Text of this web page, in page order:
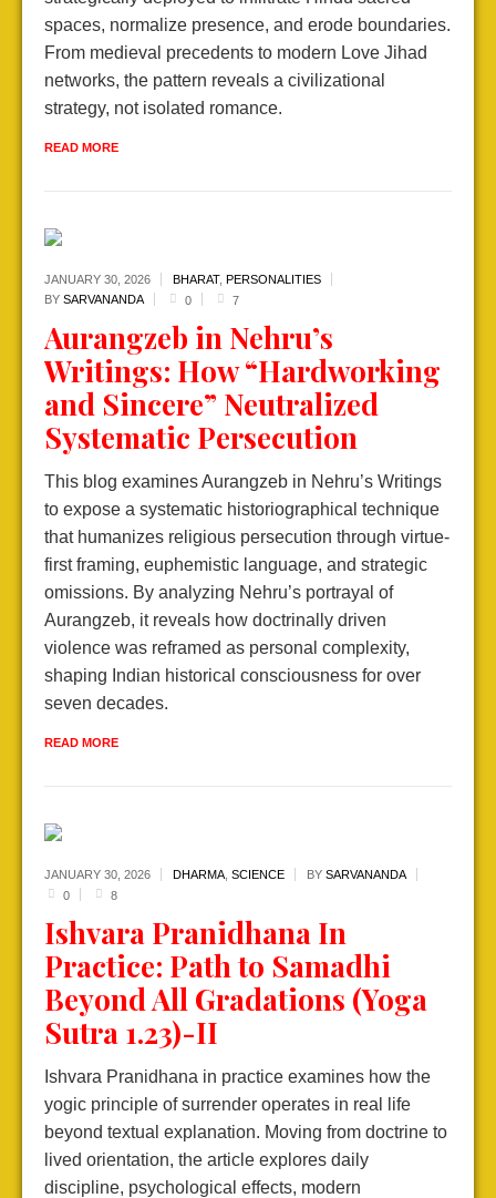
spaces, normalize presence, and erode boundaries.
From medieval precedents to modern Love Jihad
networks, the pattern reveals a civilizational
strategy, not isolated romance.
READ MORE
JANUARY 30, 2026 BHARAT, PERSONALITIES
BY SARVANANDA 0 7
Aurangzeb in Nehru’s
Writings: How “Hardworking
and Sincere” Neutralized
Systematic Persecution
This blog examines Aurangzeb in Nehru’s Writings
to expose a systematic historiographical technique
that humanizes religious persecution through virtue-
first framing, euphemistic language, and strategic
omissions. By analyzing Nehru’s portrayal of
Aurangzeb, it reveals how doctrinally driven
violence was reframed as personal complexity,
shaping Indian historical consciousness for over
seven decades.
READ MORE
JANUARY 30, 2026 DHARMA SCIENCE BY SARVANANDA
0
8
Ishvara Pranidhana In
Practice: Path to Samadhi
Beyond All Gradations (Yoga
Sutra 1.23)-II
Ishvara Pranidhana in practice examines how the
yogic principle of surrender operates in real life
beyond textual explanation. Moving from doctrine to
lived orientation, the article explores daily
discipline, psychological effects, modern